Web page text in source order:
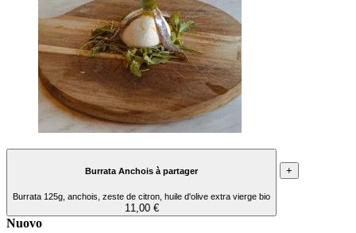
Burrata Anchois à partager
Burrata 125g, anchois, zeste de citron, huile d'olive extra vierge bio
11,00 €
+
Nuovo